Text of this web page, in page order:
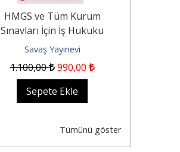
HMGS ve Tüm Kurum
Sınavları İçin İş Hukuku
Konu Anlatımı
Savaş Yayınevi
1.100,00 990,00
Sepete Ekle
Tümünü göster